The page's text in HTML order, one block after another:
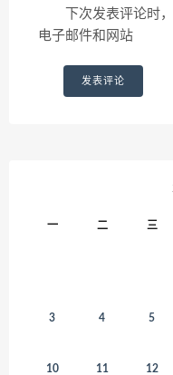
下次发表评论时
电子邮件和网站
一 二 三
3 4 5
10 11 12